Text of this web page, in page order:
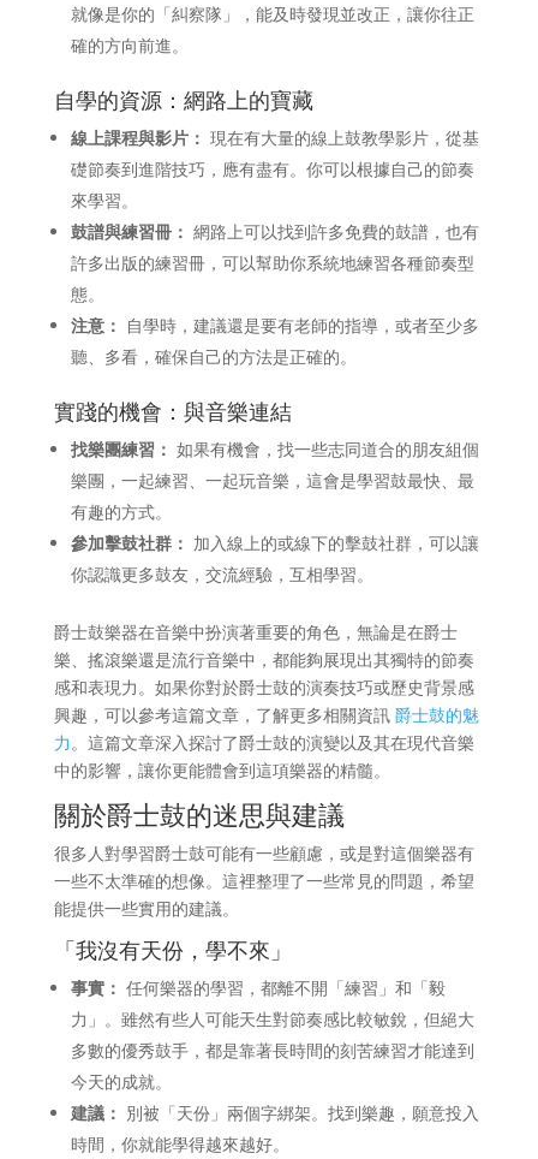
就像是你的「糾察隊」，能及時發現並改正，讓你往正
確的方向前進。
自學的資源：網路上的寶藏
線上課程與影片： 現在有大量的線上鼓教學影片，從基
礎節奏到進階技巧，應有盡有。你可以根據自己的節奏
來學習。
鼓譜與練習冊： 網路上可以找到許多免費的鼓譜，也有
許多出版的練習冊，可以幫助你系統地練習各種節奏型
態。
注意： 自學時，建議還是要有老師的指導，或者至少多
聽、多看，確保自己的方法是正確的。
實踐的機會：與音樂連結
找樂團練習： 如果有機會，找一些志同道合的朋友組個
樂團，一起練習、一起玩音樂，這會是學習鼓最快、最
有趣的方式。
參加擊鼓社群： 加入線上的或線下的擊鼓社群，可以讓
你認識更多鼓友，交流經驗，互相學習。
爵士鼓樂器在音樂中扮演著重要的角色，無論是在爵士
樂、搖滾樂還是流行音樂中，都能夠展現出其獨特的節奏
感和表現力。如果你對於爵士鼓的演奏技巧或歷史背景感
興趣，可以參考這篇文章，了解更多相關資訊 爵士鼓的魅
力。這篇文章深入探討了爵士鼓的演變以及其在現代音樂
中的影響，讓你更能體會到這項樂器的精髓。
關於爵士鼓的迷思與建議
很多人對學習爵士鼓可能有一些顧慮，或是對這個樂器有
一些不太準確的想像。這裡整理了一些常見的問題，希望
能提供一些實用的建議。
「我沒有天份，學不來」
事實： 任何樂器的學習，都離不開「練習」和「毅
力」。雖然有些人可能天生對節奏感比較敏銳，但絕大
多數的優秀鼓手，都是靠著長時間的刻苦練習才能達到
今天的成就。
建議： 別被「天份」兩個字綁架。找到樂趣，願意投入
時間，你就能學得越來越好。